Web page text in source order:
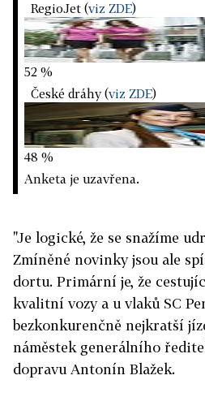
RegioJet (viz ZDE)
52 %
České dráhy (viz ZDE)
48 %
Anketa je uzavřena.
"Je logické, že se snažíme
Zmíněné novinky jsou ale
dortu. Primární je, že
kvalitní vozy a u vlaků SC
bezkonkurenčně nejkratší
náměstek generálního
dopravu Antonín Blažek.